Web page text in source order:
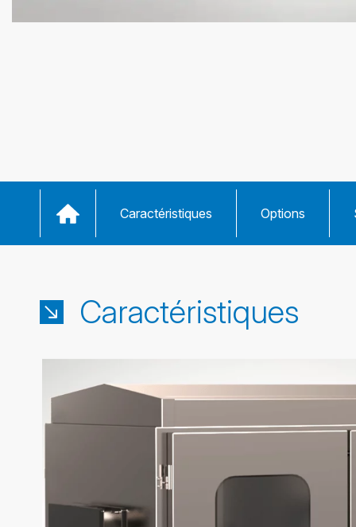
Caractéristiques Options
Caractéristiques